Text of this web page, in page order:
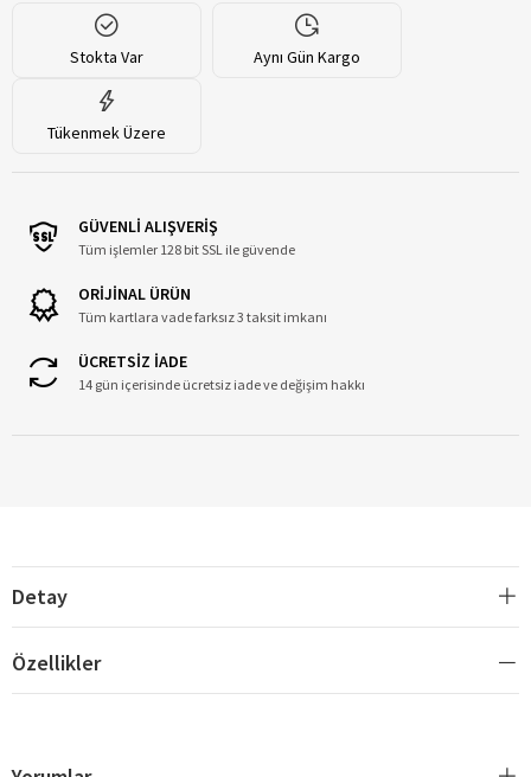
Stokta Var Aynı Gün Kargo
Tükenmek Üzere
GÜVENLİ ALIŞVERİŞ
Tüm işlemler 128 bit SSL ile güvende
ORİJİNAL ÜRÜN
Tüm kartlara vade farksız 3 taksit imkanı
ÜCRETSİZ İADE
14 gün içerisinde ücretsiz iade ve değişim hakkı
Detay
Özellikler